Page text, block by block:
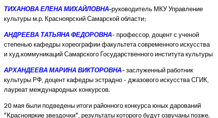
ТИХАНОВА ЕЛЕНА МИХАЙЛОВНА–руководитель МКУ Управление
культуры м.р. Красноярский Самарской области;
АНДРЕЕВА ТАТЬЯНА ФЕДОРОВНА-профессор, доцент с ученой
степенью кафедры хореографии факультета современного искусства
и худ.коммуникаций Самарского Государственного института культуры
АРХАНДЕЕВА МАРИНА ВИКТОРОВНА-заслуженный работник
культуры РФ, доцент кафедры эстрадно - джазового искусства СГИК,
лауреат международных конкурсов.
20 мая были подведены итоги районного конкурса юных дарований
"Краснояркие звездочки", результаты которого будут озвучаны позже.